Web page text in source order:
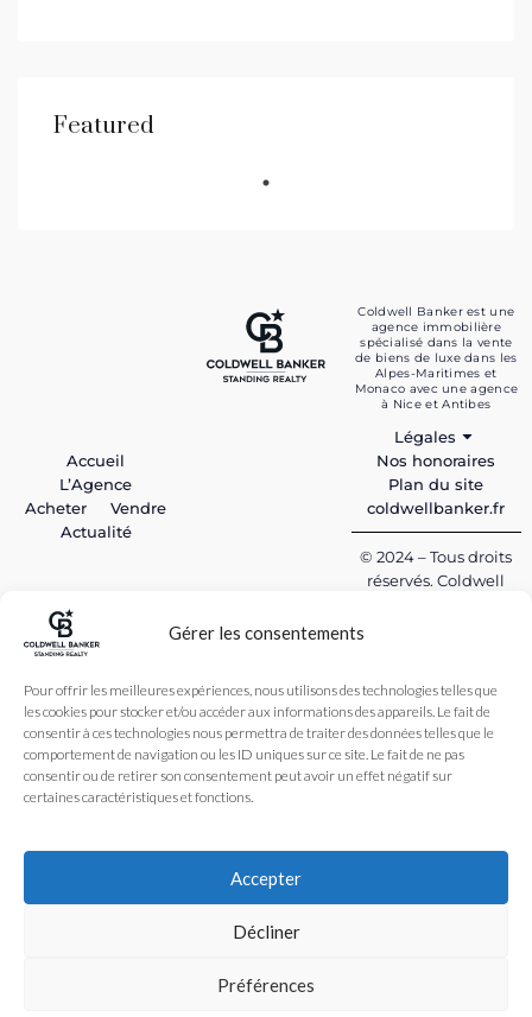
Gérer les consentements
Pour offrir les meilleures expériences, nous utilisons des technologies telles que
les cookies pour stocker et/ou accéder aux informations des appareils. Le fait de
consentir à ces technologies nous permettra de traiter des données telles que le
comportement de navigation ou les ID uniques sur ce site. Le fait de ne pas
consentir ou de retirer son consentement peut avoir un effet négatif sur
certaines caractéristiques et fonctions.
Accepter
Décliner
Préférences
Featured
Accueil
L’Agence
Acheter
Vendre
Actualité
Coldwell Banker est une
agence immobilière
spécialisé dans la vente
de biens de luxe dans les
Alpes-Maritimes et
Monaco avec une agence
à Nice et Antibes
Légales
Nos honoraires
Plan du site
coldwellbanker.fr
© 2024 – Tous droits
réservés. Coldwell